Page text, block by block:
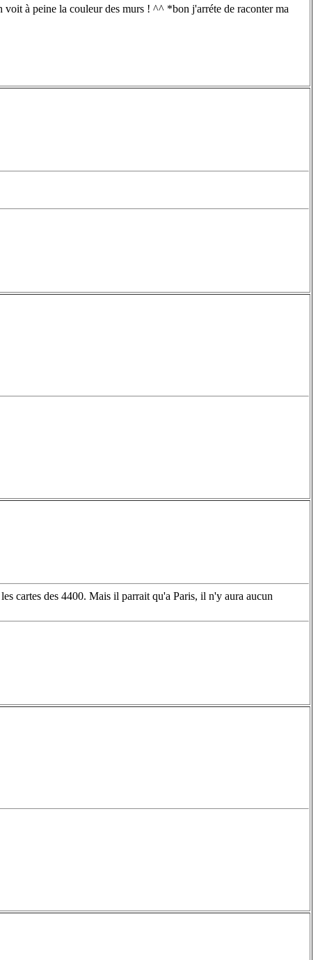
à peine la couleur des murs ! ^^ *bon j'arréte de raconter ma
cartes des 4400. Mais il parrait qu'a Paris, il n'y aura aucun